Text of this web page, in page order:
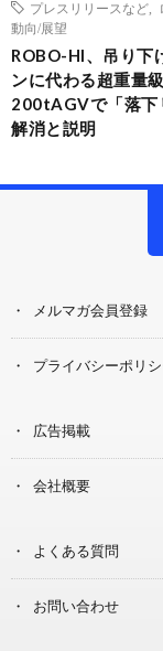
プレスリリースなど
動向/展望
ROBO-HI、吊り下
ンに代わる超重量級
200tAGVで「落下
解消と説明
メルマガ会員登録
プライバシーポリ
広告掲載
会社概要
よくある質問
お問い合わせ